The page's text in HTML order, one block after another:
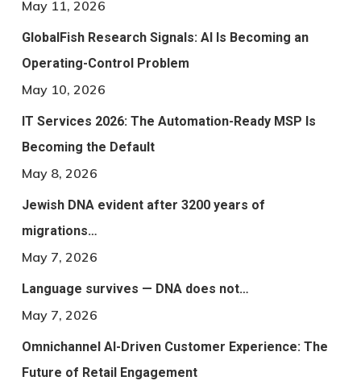
May 11, 2026
GlobalFish Research Signals: AI Is Becoming an
Operating-Control Problem
May 10, 2026
IT Services 2026: The Automation-Ready MSP Is
Becoming the Default
May 8, 2026
Jewish DNA evident after 3200 years of
migrations…
May 7, 2026
Language survives — DNA does not…
May 7, 2026
Omnichannel AI-Driven Customer Experience: The
Future of Retail Engagement